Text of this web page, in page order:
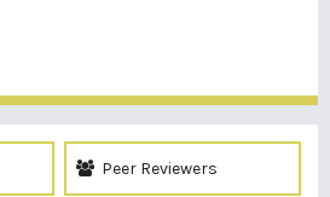
Peer Reviewers